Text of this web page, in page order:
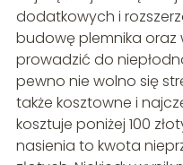
dodatkowych i
budowę plemnika
prowadzić do
pewno nie wolno się
także kosztowne i
kosztuje poniżej 100
nasienia to kwota